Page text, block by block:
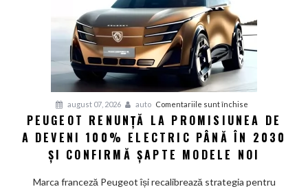
măsuri
rapide
de
august 07, 2026 auto Comentariile sunt închise
Peugeot
renunță
la
de
PEUGEOT RENUNȚĂ LA PROMISIUNEA DE
A DEVENI 100% ELECTRIC PÂNĂ ÎN 2030
ȘI CONFIRMĂ ȘAPTE MODELE NOI
Marca franceză Peugeot își recalibrează strategia pentru